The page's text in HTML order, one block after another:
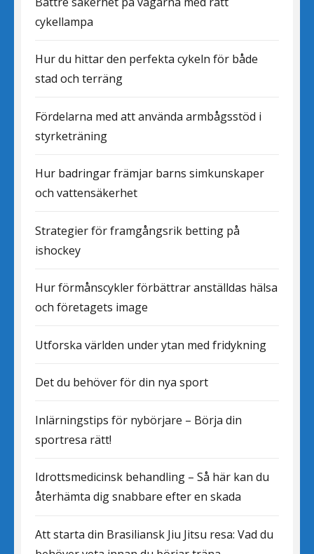
cykellampa
Hur du hittar den perfekta cykeln för både
stad och terräng
Fördelarna med att använda armbågsstöd i
styrketräning
Hur badringar främjar barns simkunskaper
och vattensäkerhet
Strategier för framgångsrik betting på
ishockey
Hur förmånscykler förbättrar anställdas hälsa
och företagets image
Utforska världen under ytan med fridykning
Det du behöver för din nya sport
Inlärningstips för nybörjare – Börja din
sportresa rätt!
Idrottsmedicinsk behandling – Så här kan du
återhämta dig snabbare efter en skada
Att starta din Brasiliansk Jiu Jitsu resa: Vad du